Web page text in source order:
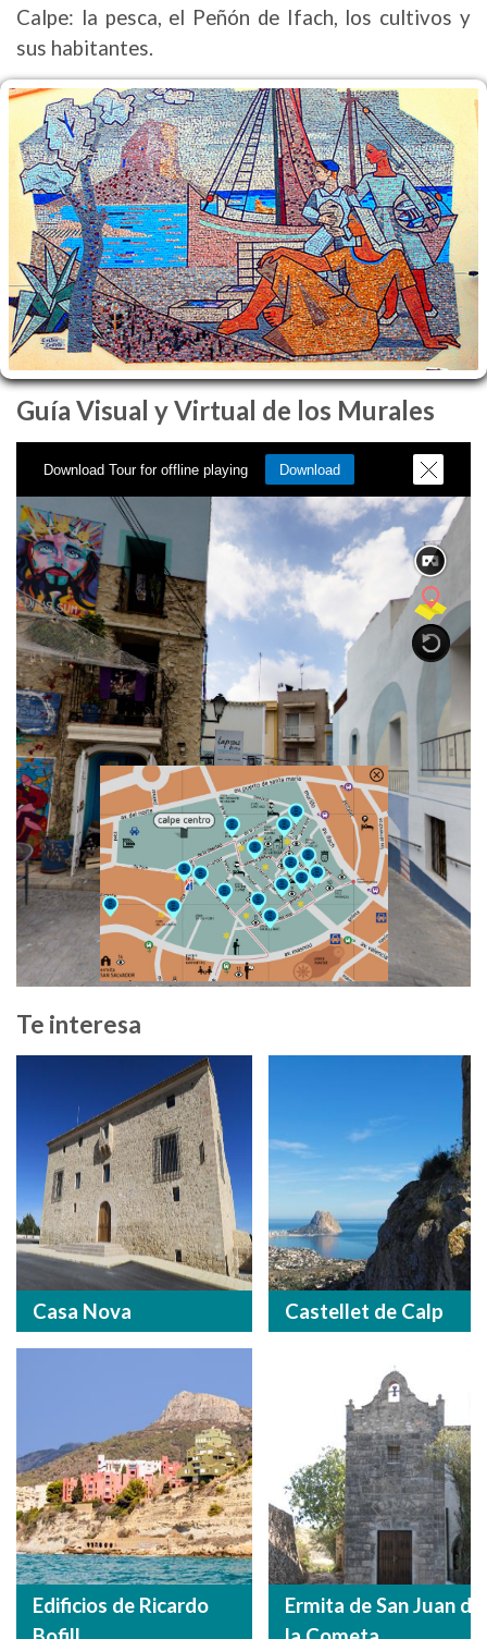
Calpe: la pesca, el Peñón de Ifach, los cultivos y
sus habitantes.
Guía Visual y Virtual de los Murales
Te interesa
Casa Nova Castellet de Calp
Edificios de Ricardo
Ermita de San Juan de